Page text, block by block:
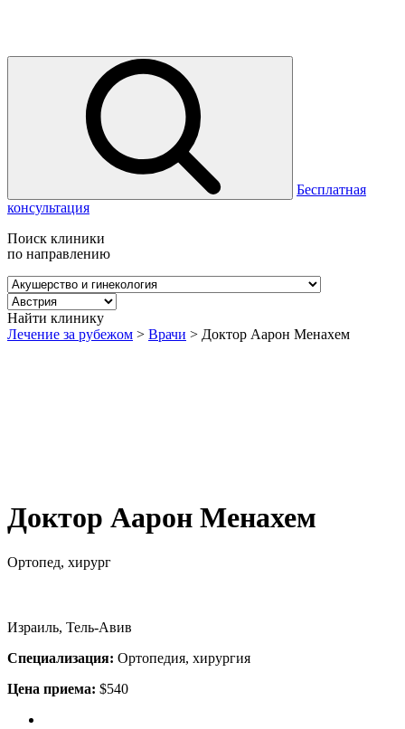
Бесплатная
консультация
Поиск клиники
по направлению
Найти клинику
Лечение за рубежом > Врачи > Доктор Аарон Менахем
Доктор Аарон Менахем
Ортопед, хирург
Израиль, Тель-Авив
Специализация: Ортопедия, хирургия
Цена приема: $540